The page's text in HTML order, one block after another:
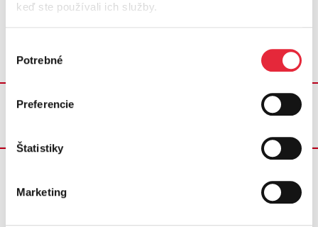
keď ste používali ich služby.
súhlasu
Potrebné
Preferencie
Štatistiky
Marketing
Na jej základe vykonáme činnosti súvisiace s
200 a, b).